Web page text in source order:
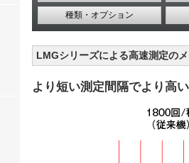
種類・オプション
LMGシリーズによる高速測定の
より短い測定間隔でより高